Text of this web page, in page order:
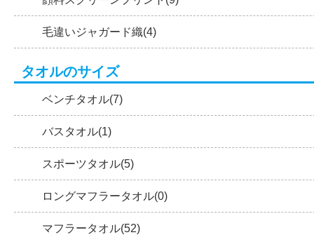
毛違いジャガード織(4)
タオルのサイズ
ベンチタオル(7)
バスタオル(1)
スポーツタオル(5)
ロングマフラータオル(0)
マフラータオル(52)